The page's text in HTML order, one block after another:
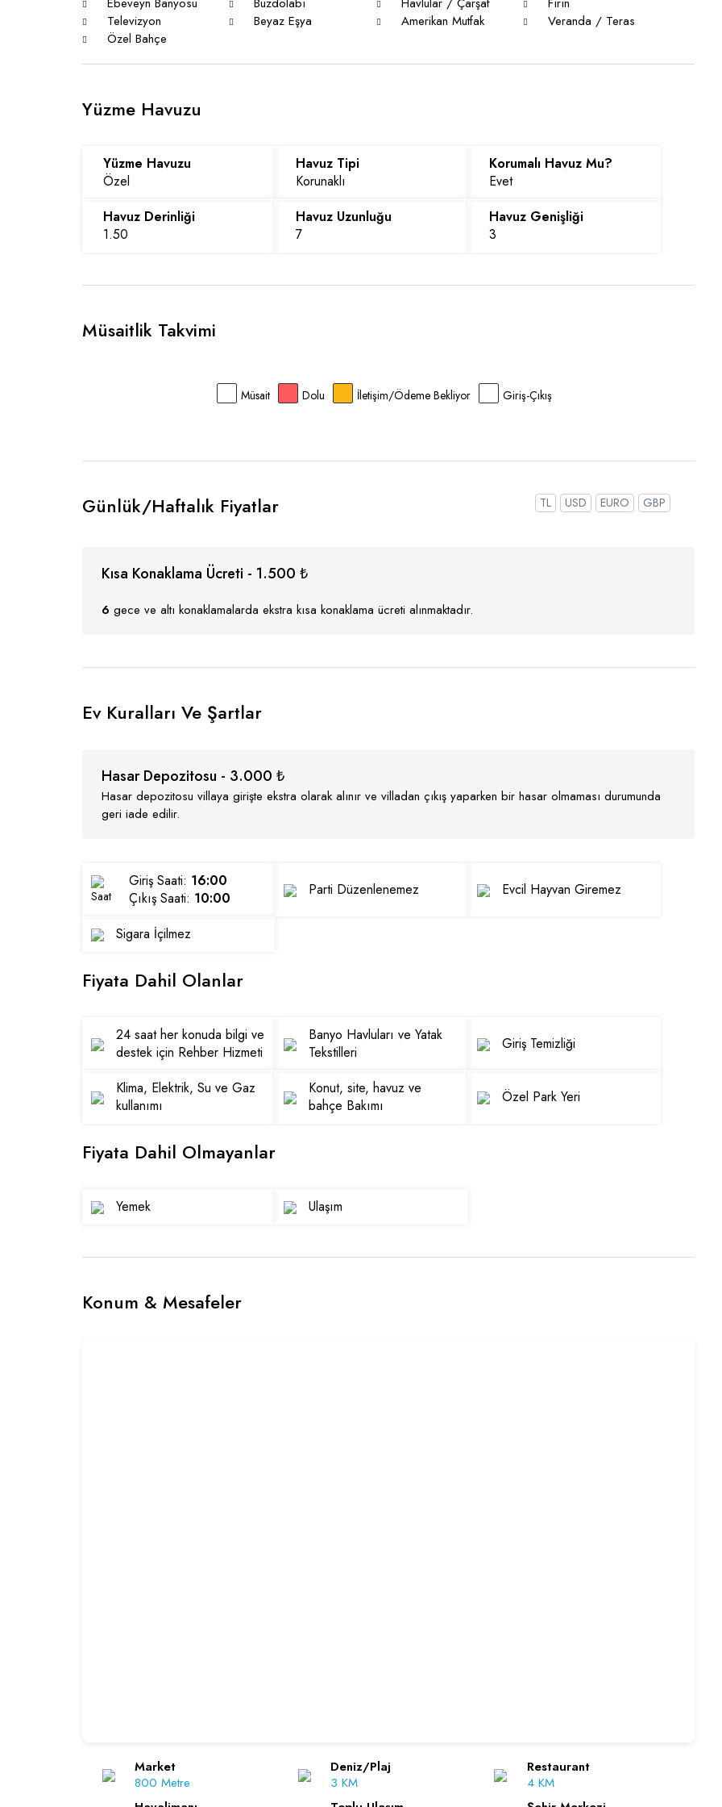
Televizyon
Beyaz Eşya Amerikan Mutfak
Veranda / Teras
Özel Bahçe
Yüzme Havuzu
Yüzme Havuzu
Özel
Havuz Tipi
Korunaklı
Korumalı Havuz Mu?
Evet
Havuz Derinliği
1.50
Havuz Uzunluğu
7
Havuz Genişliği
3
Müsaitlik Takvimi
Müsait Dolu İletişim/Ödeme Bekliyor Giriş-Çıkış
Günlük/Haftalık Fiyatlar TL USD EURO GBP
Kısa Konaklama Ücreti - 1.500 ₺
6 gece ve altı konaklamalarda ekstra kısa konaklama ücreti alınmaktadır.
Ev Kuralları Ve Şartlar
Hasar Depozitosu - 3.000 ₺
Hasar depozitosu villaya girişte ekstra olarak alınır ve villadan çıkış yaparken bir hasar olmaması durumunda
geri iade edilir.
Giriş Saati: 16:00
Çıkış Saati: 10:00 Parti Düzenlenemez Evcil Hayvan Giremez
Sigara İçilmez
Fiyata Dahil Olanlar
24 saat her konuda bilgi ve
destek için Rehber Hizmeti
Banyo Havluları ve Yatak
Tekstilleri
Giriş Temizliği
Klima, Elektrik, Su ve Gaz
kullanımı
Konut, site, havuz ve
bahçe Bakımı
Özel Park Yeri
Fiyata Dahil Olmayanlar
Yemek Ulaşım
Konum & Mesafeler
Market
800 Metre
Deniz/Plaj
3 KM
Restaurant
4 KM